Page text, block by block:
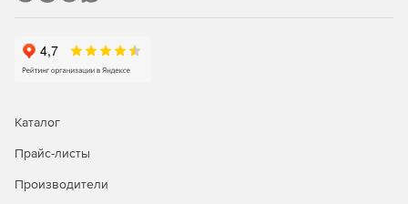
Каталог
Прайс-листы
Производители